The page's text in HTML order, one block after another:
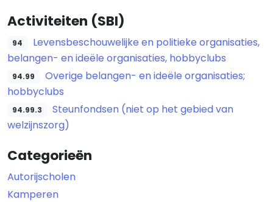
Activiteiten (SBI)
94
Levensbeschouwelijke en politieke organisaties,
belangen- en ideële organisaties, hobbyclubs
94.99
Overige belangen- en ideële organisaties;
hobbyclubs
94.99.3
Steunfondsen (niet op het gebied van
welzijnszorg)
Categorieën
Autorijscholen
Kamperen